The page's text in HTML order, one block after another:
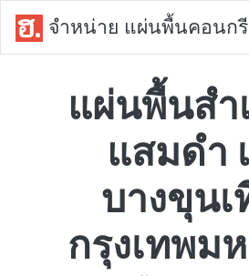
จำหน่าย แผ่นพื้นคอนก
แผ่นพื้นสำ
แสมดำ
บางขุน
กรุงเทพม